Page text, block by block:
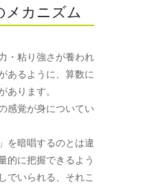
メカニズム
・粘り強さが養われ
あるように、算数に
あります。
感覚が身についてい
を暗唱するのとは違
的に把握できるよう
でいられる、それこ